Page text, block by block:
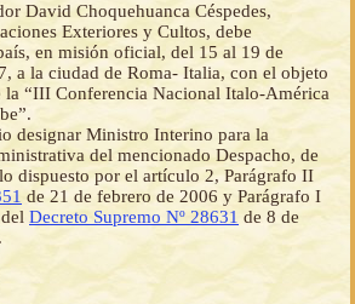
David Choquehuanca Céspedes,
Exteriores y Cultos, debe
en misión oficial, del 15 al 19 de
a la ciudad de Roma- Italia, con el objeto
la “III Conferencia Nacional Italo-América
designar Ministro Interino para la
del mencionado Despacho, de
dispuesto por el artículo 2, Parágrafo II
de 21 de febrero de 2006 y Parágrafo I
Decreto Supremo Nº 28631 de 8 de